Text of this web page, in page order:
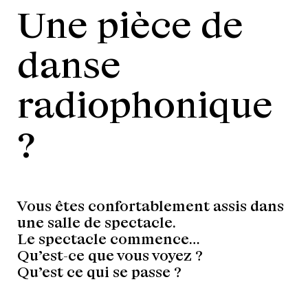
Une pièce de
danse
radiophonique
?
Vous êtes confortablement assis dans
une salle de spectacle.
Le spectacle commence…
Qu’est-ce que vous voyez ?
Qu’est ce qui se passe ?